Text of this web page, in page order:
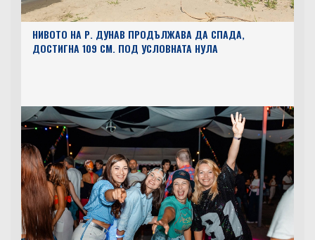
НИВОТО НА Р. ДУНАВ ПРОДЪЛЖАВА ДА СПАДА,
ДОСТИГНА 109 СМ. ПОД УСЛОВНАТА НУЛА